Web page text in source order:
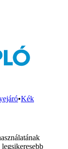
•Kék